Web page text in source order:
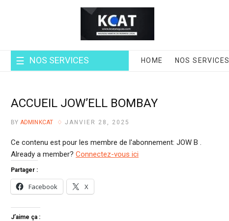
NOS SERVICES HOME NOS SERVICES
ACCUEIL JOW’ELL BOMBAY
BY ADMINKCAT JANVIER 28, 2025
Ce contenu est pour les membre de l'abonnement: JOW B .
Already a member? Connectez-vous ici
Partager :
Facebook X
J’aime ça :